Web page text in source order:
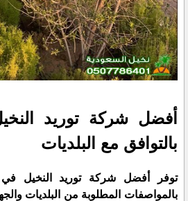
أفضل شركة توريد
بالتوافق مع البلديات
توفر أفضل شركة توريد النخيل في
بالمواصفات المطلوبة من البلديات